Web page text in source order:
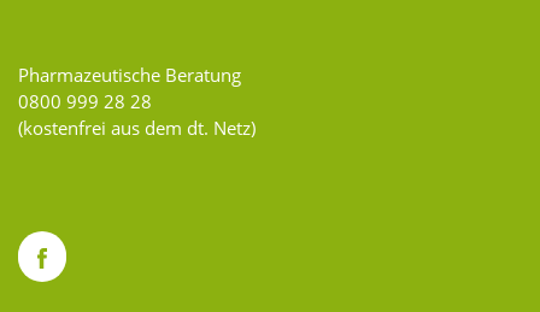
Pharmazeutische Beratung
0800 999 28 28
(kostenfrei aus dem dt. Netz)